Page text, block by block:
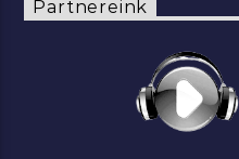
Partnereink